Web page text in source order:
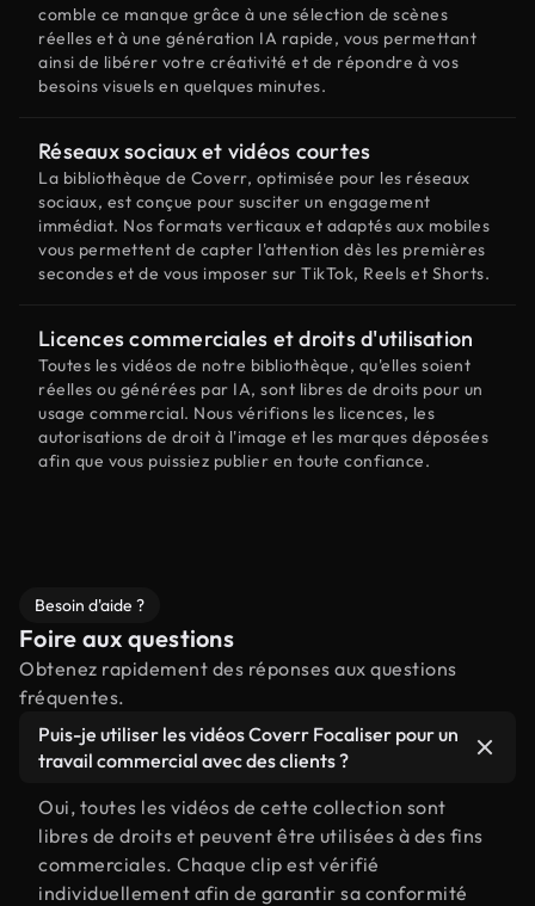
comble ce manque grâce à une sélection de scènes
réelles et à une génération IA rapide, vous permettant
ainsi de libérer votre créativité et de répondre à vos
besoins visuels en quelques minutes.
Réseaux sociaux et vidéos courtes
La bibliothèque de Coverr, optimisée pour les réseaux
sociaux, est conçue pour susciter un engagement
immédiat. Nos formats verticaux et adaptés aux mobiles
vous permettent de capter l'attention dès les premières
secondes et de vous imposer sur TikTok, Reels et Shorts.
Licences commerciales et droits d'utilisation
Toutes les vidéos de notre bibliothèque, qu'elles soient
réelles ou générées par IA, sont libres de droits pour un
usage commercial. Nous vérifions les licences, les
autorisations de droit à l'image et les marques déposées
afin que vous puissiez publier en toute confiance.
Besoin d'aide ?
Foire aux questions
Obtenez rapidement des réponses aux questions
fréquentes.
Puis-je utiliser les vidéos Coverr Focaliser pour un
travail commercial avec des clients ?
Oui, toutes les vidéos de cette collection sont
libres de droits et peuvent être utilisées à des fins
commerciales. Chaque clip est vérifié
individuellement afin de garantir sa conformité